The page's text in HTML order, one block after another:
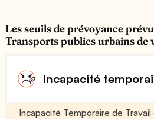
Les seuils de prévoyance
Transports publics urbains de
Incapacité
Incapacité Temporaire de